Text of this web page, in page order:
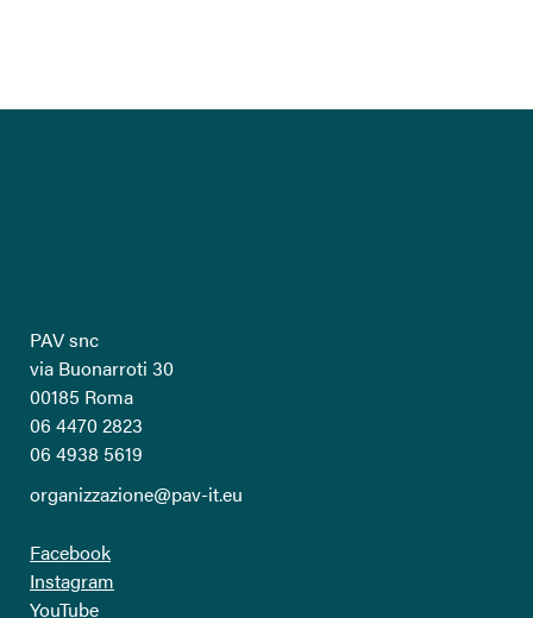
PAV snc
via Buonarroti 30
00185 Roma
06 4470 2823
06 4938 5619
organizzazione@pav-it.eu
Facebook
Instagram
YouTube